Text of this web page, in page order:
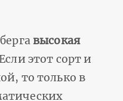
высокая
этот сорт и
то только в